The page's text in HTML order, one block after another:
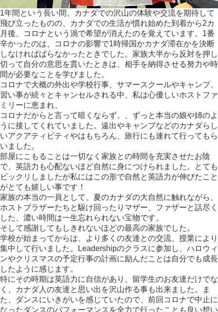
1年間という長い間、カナダでの沢山の体験や交流を期待して
飛び立ったものの、カナダでの生活が慣れ始めた到着から2カ
月後、コロナという渦で希望が消えたのを覚えています。1番
辛かったのは、コロナの影響で1時帰国かカナダ滞在かを決断
しなければばらなかったときでした。家族大半から反対を押し
切って自分の意思を貫いたときは、相手を納得させる努力や時
間が必要なことを学びました。
コロナで大概の外出や学校行事、サマースクールやキャンプ、
習い事が続々とキャンセルされる中、私は心優しいホストファ
ミリーに恵まれ、
コロナだからと言って暗くならず。、ずっと本当の娘や姉のよ
うに接してくれていました。遠出やキャンプなどのカナダらし
いアクアティビティやはもちろん、旅行にも連れて行ってもら
いました。
部屋にこもることは一切なく家族との時間を充実させたお陰
で、英語力も心配ないほど自然に身につけられました。とても
ビックリしましたが私にはこの形で自然と英語力が伸びたこと
がとても嬉しい事です！
家族の本当の一員として、夏のカナダの大自然に触れながら、
ホストブラザーたちと駆け回ったりマザー、ファザーと話尽く
した、濃い時間は一生忘れられない宝物です。
そして感謝してもしきれないほどの最高の家族でした。
学校が始まってからは、より多くの友達との交流、授業により
集中して行いました。Leadershipのクラスに参加し、ハロウィ
ンやクリスマスの予定行事の計画に励んだことは自分でも成長
したように感じます。
特にその時期は英語力に自信があり、留学生のお友達だけでな
く、カナダ人の友達と思い出を沢山作る事も出来ました。ま
た、ダンスにいきがいを感じていたので、前回コロナで中止に
なったダンスのパフォーマンスを全力で行ったことも良い想い